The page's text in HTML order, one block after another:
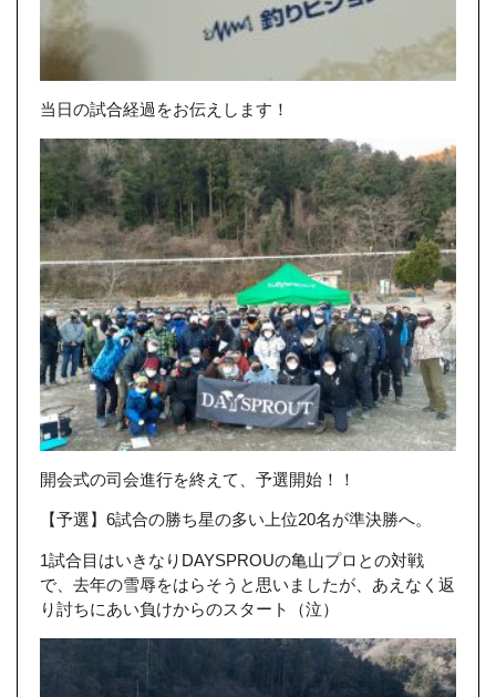
当日の試合経過をお伝えします！
開会式の司会進行を終えて、予選開始！！
【予選】6試合の勝ち星の多い上位20名が準決勝へ。
1試合目はいきなりDAYSPROUの亀山プロとの対戦
で、去年の雪辱をはらそうと思いましたが、あえなく返
り討ちにあい負けからのスタート（泣）